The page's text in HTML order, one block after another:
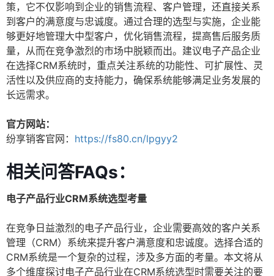
策，它不仅影响到企业的销售流程、客户管理，还直接关系
到客户的满意度与忠诚度。通过合理的选型与实施，企业能
够更好地管理大中型客户，优化销售流程，提高售后服务质
量，从而在竞争激烈的市场中脱颖而出。建议电子产品企业
在选择CRM系统时，重点关注系统的功能性、可扩展性、灵
活性以及供应商的支持能力，确保系统能够满足业务发展的
长远需求。
官方网站：
纷享销客官网： https://fs80.cn/lpgyy2
相关问答FAQs：
电子产品行业CRM系统选型考量
在竞争日益激烈的电子产品行业，企业需要高效的客户关系
管理（CRM）系统来提升客户满意度和忠诚度。选择合适的
CRM系统是一个复杂的过程，涉及多方面的考量。本文将从
多个维度探讨电子产品行业在CRM系统选型时需要关注的要